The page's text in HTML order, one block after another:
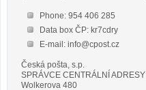
Phone: 954 406 285
Data box ČP: kr7cdry
E-mail: info@cpost.cz
Česká pošta, s.p.
SPRÁVCE CENTRÁLNÍ ADRESY
Wolkerova 480